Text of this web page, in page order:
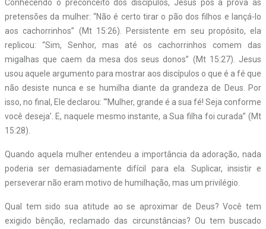
Conhecendo o preconceito dos discípulos, Jesus pôs à prova as
pretensões da mulher: “Não é certo tirar o pão dos filhos e lançá-lo
aos cachorrinhos” (Mt 15:26). Persistente em seu propósito, ela
replicou: “Sim, Senhor, mas até os cachorrinhos comem das
migalhas que caem da mesa dos seus donos” (Mt 15:27). Jesus
usou aquele argumento para mostrar aos discípulos o que é a fé que
não desiste nunca e se humilha diante da grandeza de Deus. Por
isso, no final, Ele declarou: “‘Mulher, grande é a sua fé! Seja conforme
você deseja’. E, naquele mesmo instante, a Sua filha foi curada” (Mt
15:28).
Quando aquela mulher entendeu a importância da adoração, nada
poderia ser demasiadamente difícil para ela. Suplicar, insistir e
perseverar não eram motivo de humilhação, mas um privilégio.
Qual tem sido sua atitude ao se aproximar de Deus? Você tem
exigido bênção, reclamado das circunstâncias? Ou tem buscado